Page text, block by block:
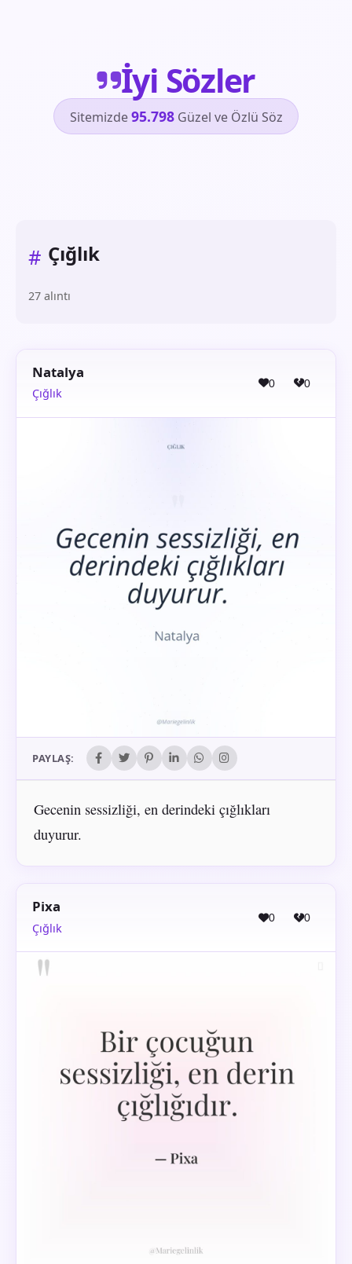
İyi Sözler
Sitemizde95.798Güzel ve Özlü Söz
# Çığlık
27 alıntı
Natalya
Çığlık
0 0
PAYLAŞ:
Gecenin sessizliği, en derindeki çığlıkları
duyurur.
Pixa
Çığlık
0 0